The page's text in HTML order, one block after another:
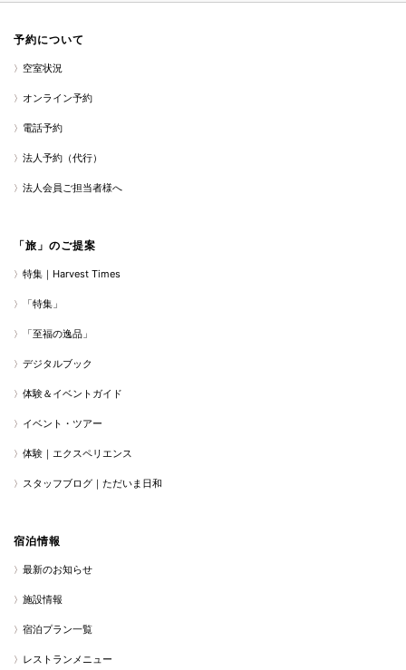
予約について
空室状況
オンライン予約
電話予約
法人予約（代行）
法人会員ご担当者様へ
「旅」のご提案
特集｜Harvest Times
「特集」
「至福の逸品」
デジタルブック
体験＆イベントガイド
イベント・ツアー
体験｜エクスペリエンス
スタッフブログ｜ただいま日和
宿泊情報
最新のお知らせ
施設情報
宿泊プラン一覧
レストランメニュー